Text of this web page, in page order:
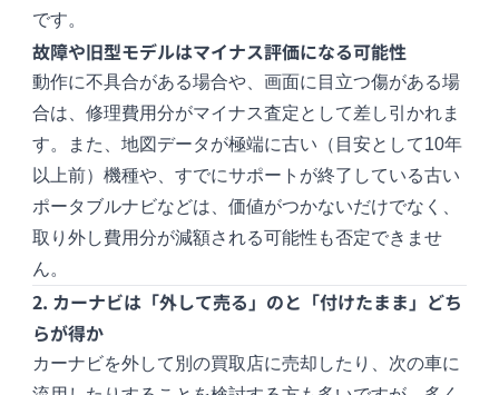
です。
故障や旧型モデルはマイナス評価になる可能性
動作に不具合がある場合や、画面に目立つ傷がある場
合は、修理費用分がマイナス査定として差し引かれま
す。また、地図データが極端に古い（目安として10年
以上前）機種や、すでにサポートが終了している古い
ポータブルナビなどは、価値がつかないだけでなく、
取り外し費用分が減額される可能性も否定できませ
ん。
2. カーナビは「外して売る」のと「付けたまま」どち
らが得か
カーナビを外して別の買取店に売却したり、次の車に